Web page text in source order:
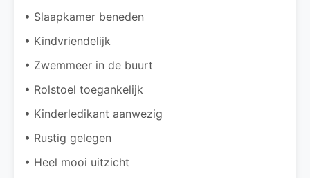
• Slaapkamer beneden
• Kindvriendelijk
• Zwemmeer in de buurt
• Rolstoel toegankelijk
• Kinderledikant aanwezig
• Rustig gelegen
• Heel mooi uitzicht